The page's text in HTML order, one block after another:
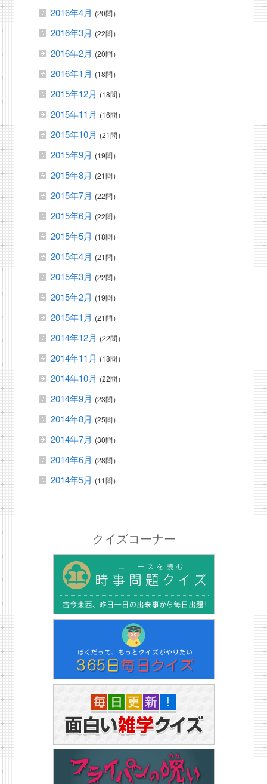
2016年4月 (20問）
2016年3月 (22問）
2016年2月 (20問）
2016年1月 (18問）
2015年12月 (18問）
2015年11月 (16問）
2015年10月 (21問）
2015年9月 (19問）
2015年8月 (21問）
2015年7月 (22問）
2015年6月 (22問）
2015年5月 (18問）
2015年4月 (21問）
2015年3月 (22問）
2015年2月 (19問）
2015年1月 (21問）
2014年12月 (22問）
2014年11月 (18問）
2014年10月 (22問）
2014年9月 (23問）
2014年8月 (25問）
2014年7月 (30問）
2014年6月 (28問）
2014年5月 (11問）
クイズコーナー